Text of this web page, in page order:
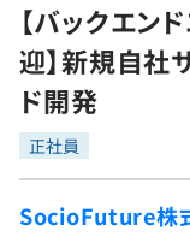
転職成功ガイド
転職エージェント
インタビュー
転職成功ガイド
求人検索
本選考
インターン
新卒エージェント
学習
問題集
4択課題
プログラミング言語
ゲーム・マンガ
【バックエ
迎】新規自社
ド開発
正社員
SocioFuture株